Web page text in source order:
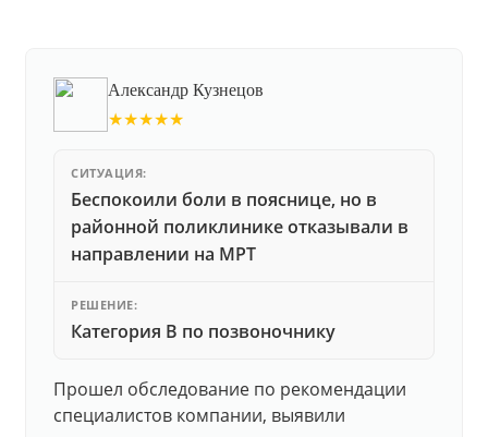
Александр Кузнецов
★★★★★
СИТУАЦИЯ:
Беспокоили боли в пояснице, но в
районной поликлинике отказывали в
направлении на МРТ
РЕШЕНИЕ:
Категория В по позвоночнику
Прошел обследование по рекомендации
специалистов компании, выявили